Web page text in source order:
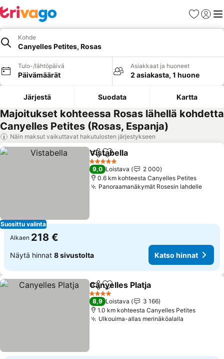
Suosikit
Kohde
Canyelles Petites, Rosas
Tulo-/lähtöpäivä
Päivämäärät
Asiakkaat ja huoneet
2 asiakasta, 1 huone
Järjestä Suodata Kartta
Majoitukset kohteessa Rosas lähellä kohdetta
Canyelles Petites (Rosas, Espanja)
Näin maksut vaikuttavat hakutulosten järjestykseen
Suosittu valinta
Jaa Lisää suosikkeihin
Vistabella
5 Tähtiluokitus
9,0 Loistava
2 000
0.6 km kohteesta Canyelles Petites
Panoraamanäkymät Rosesin lahdelle
Alkaen 218 €
Näytä hinnat 8 sivustolta Katso hinnat
Jaa Lisää suosikkeihin
Canyelles Platja
4 Tähtiluokitus
8,9 Loistava
3 166
1.0 km kohteesta Canyelles Petites
Ulkouima-allas merinäköalalla